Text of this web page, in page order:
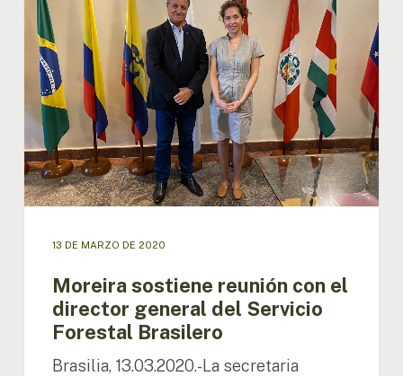
con
director
general
del
Servicio
Forestal
Brasilero
13 DE MARZO DE 2020
Moreira sostiene reunión con el
director general del Servicio
Forestal Brasilero
Brasilia, 13.03.2020.-La secretaria